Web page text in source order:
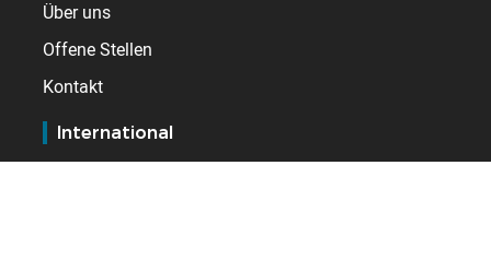
Über uns
Offene Stellen
Kontakt
International